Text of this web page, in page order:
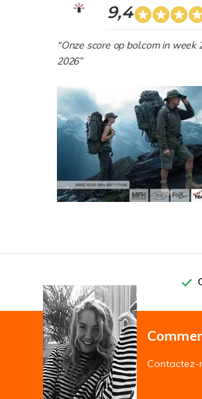
9,4
“Onze score op bol.com in week
2026”
Contactez-